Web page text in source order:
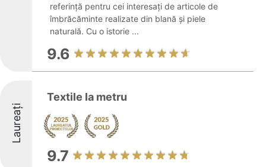
referință pentru cei interesați de articole de
îmbrăcăminte realizate din blană și piele
naturală. Cu o istorie ...
9.6
Laureați
Textile la metru
9.7